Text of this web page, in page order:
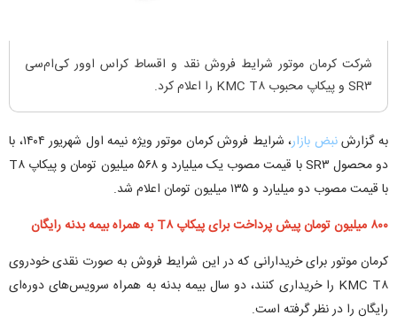
شرکت کرمان موتور شرایط فروش نقد و اقساط کراس اوور کی‌ام‌سی
SR۳ و پیکاپ محبوب KMC T۸ را اعلام کرد.
به گزارشنبض بازار
، شرایط فروش کرمان موتور ویژه نیمه اول شهریور ۱۴۰۴، با
دو محصول SR۳ با قیمت مصوب یک میلیارد و ۵۶۸ میلیون تومان و پیکاپ T۸
با قیمت مصوب دو میلیارد و ۱۳۵ میلیون تومان اعلام شد.
۸۰۰ میلیون تومان پیش پرداخت برای پیکاپ T۸ به همراه بیمه بدنه رایگان
کرمان موتور برای خریدارانی که در این شرایط فروش به صورت نقدی خودروی
KMC T۸ را خریداری کنند، دو سال بیمه بدنه به همراه سرویس‌های دوره‌ای
رایگان را در نظر گرفته است.